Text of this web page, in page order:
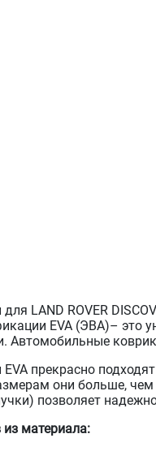
LAND ROVER
EVA (ЭВА)– это
Автомобильные
прекрасно
они больше,
позволяет
материала: